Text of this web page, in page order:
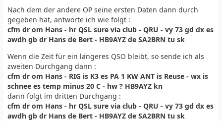
Nach dem der andere OP seine ersten Daten dann durch
gegeben hat, antworte ich wie folgt :
cfm dr om Hans - hr QSL sure via club - QRU - vy 73 gd dx es
awdh gb dr Hans de Bert - HB9AYZ de SA2BRN tu sk
Wenn die Zeit für ein längeres QSO bleibt, so sende ich als
zweiten Durchgang dann :
cfm dr om Hans - RIG is K3 es PA 1 KW ANT is Reuse - wx is
schnee es temp minus 20 C - hw ? HB9AYZ kn
dann folgt im dritten Durchgang :
cfm dr om Hans - hr QSL sure via club - QRU - vy 73 gd dx es
awdh gb dr Hans de Bert - HB9AYZ de SA2BRN tu sk